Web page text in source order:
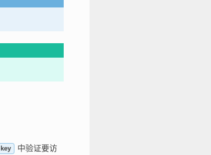
中验证要访